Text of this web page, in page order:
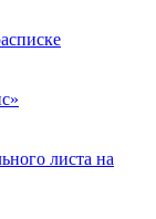
листа на